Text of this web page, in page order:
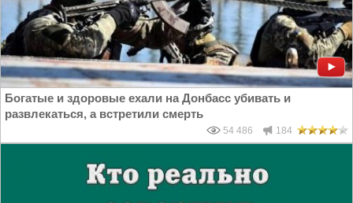
Богатые и здоровые ехали на Донбасс убивать и
развлекаться, а встретили смерть
54 486 184